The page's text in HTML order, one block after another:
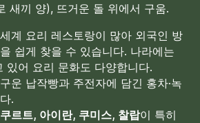
새끼 양), 뜨거운 돌 위에서 구움.
계 요리 레스토랑이 많아 외국인 방
쉽게 찾을 수 있습니다. 나라에는
있어 요리 문화도 다양합니다.
운 납작빵과 주전자에 담긴 홍차·녹
.
쿠르트, 아이란, 쿠미스, 찰랍이 특히